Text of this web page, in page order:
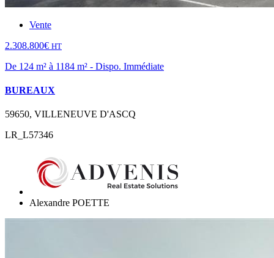
Vente
2.308.800€ HT
De 124 m² à 1184 m² - Dispo. Immédiate
BUREAUX
59650, VILLENEUVE D'ASCQ
LR_L57346
Alexandre POETTE